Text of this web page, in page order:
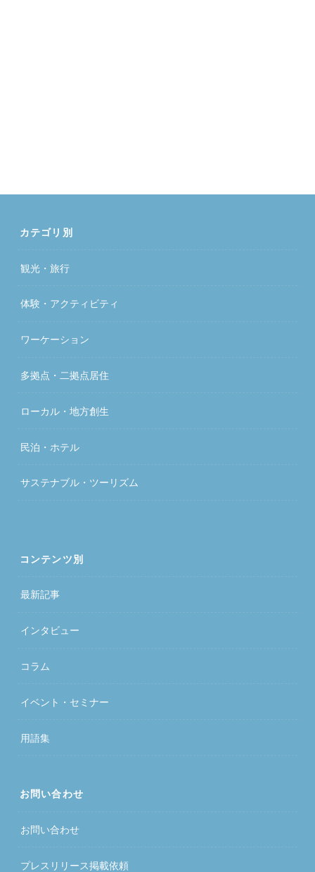
カテゴリ別
観光・旅行
体験・アクティビティ
ワーケーション
多拠点・二拠点居住
ローカル・地方創生
民泊・ホテル
サステナブル・ツーリズム
コンテンツ別
最新記事
インタビュー
コラム
イベント・セミナー
用語集
お問い合わせ
お問い合わせ
プレスリリース掲載依頼